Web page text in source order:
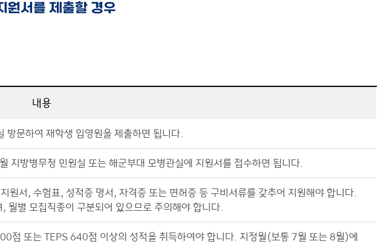
원서를 제출할 경우
내용
방문하여 재학생 입영원을 제출하면 됩니다.
지방병무청 민원실 또는 해군부대 모병관실에 지원서를 접수하면 됩니다.
서, 수험표, 성적증 명서, 자격증 또는 면허증 등 구비서류를 갖추어 지원해야 합니다.
월별 모집직종이 구분되어 있으므로 주의해야 합니다.
점 또는 TEPS 640점 이상의 성적을 취득하여야 합니다. 지정월(보통 7월 또는 8월)에